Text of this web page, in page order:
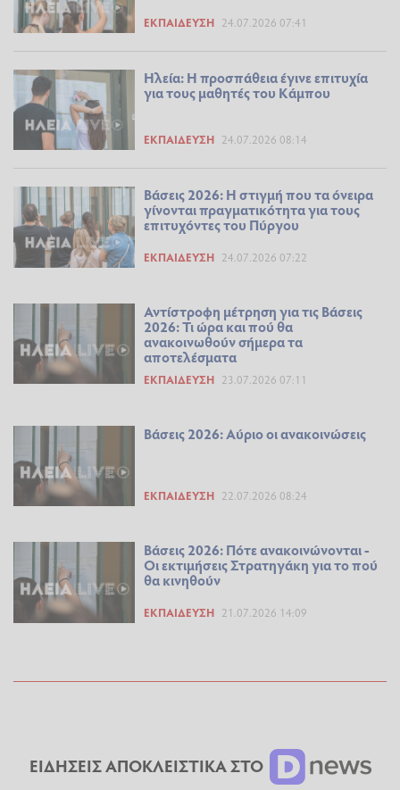
ΕΚΠΑΊΔΕΥΣΗ 24.07.2026 07:41
Ηλεία: Η προσπάθεια έγινε επιτυχία
για τους μαθητές του Κάμπου
ΕΚΠΑΊΔΕΥΣΗ 24.07.2026 08:14
Βάσεις 2026: Η στιγμή που τα όνειρα
γίνονται πραγματικότητα για τους
επιτυχόντες του Πύργου
ΕΚΠΑΊΔΕΥΣΗ 24.07.2026 07:22
Αντίστροφη μέτρηση για τις Βάσεις
2026: Τι ώρα και πού θα
ανακοινωθούν σήμερα τα
αποτελέσματα
ΕΚΠΑΊΔΕΥΣΗ 23.07.2026 07:11
Βάσεις 2026: Αύριο οι ανακοινώσεις
ΕΚΠΑΊΔΕΥΣΗ 22.07.2026 08:24
Βάσεις 2026: Πότε ανακοινώνονται -
Οι εκτιμήσεις Στρατηγάκη για το πού
θα κινηθούν
ΕΚΠΑΊΔΕΥΣΗ 21.07.2026 14:09
ΕΙΔΗΣΕΙΣ ΑΠΟΚΛΕΙΣΤΙΚΑ ΣΤΟ